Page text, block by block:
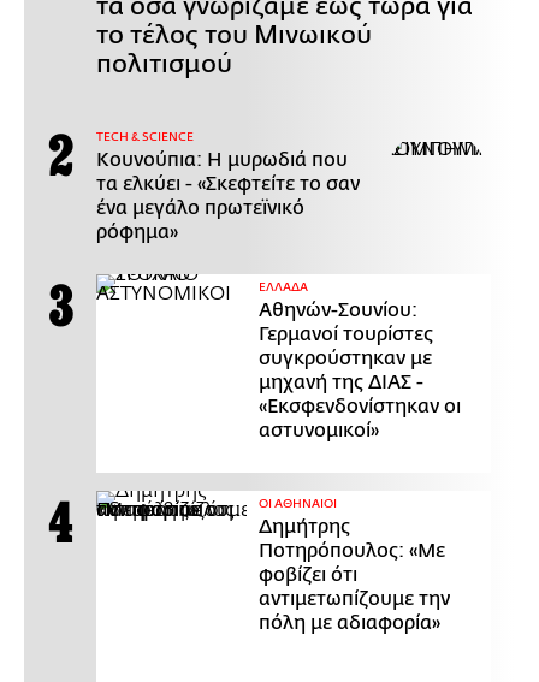
το τέλος του Μινωικού
πολιτισμού
ΤECH & SCIENCE
Κουνούπια: Η μυρωδιά που
τα ελκύει - «Σκεφτείτε το σαν
ένα μεγάλο πρωτεϊνικό
ρόφημα»
ΕΛΛΑΔΑ
Αθηνών-Σουνίου:
Γερμανοί τουρίστες
συγκρούστηκαν με
μηχανή της ΔΙΑΣ -
«Εκσφενδονίστηκαν οι
αστυνομικοί»
ΟΙ ΑΘΗΝΑΙΟΙ
Δημήτρης
Ποτηρόπουλος: «Με
φοβίζει ότι
αντιμετωπίζουμε την
πόλη με αδιαφορία»